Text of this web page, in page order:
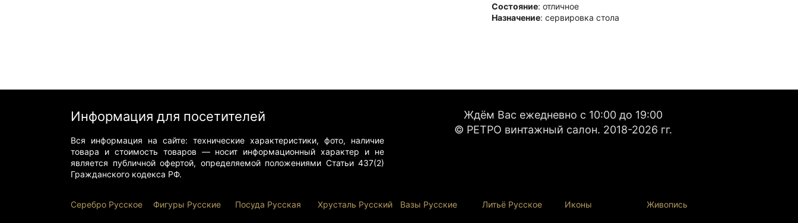
Состояние: отличное
Назначение: сервировка стола
Качество: премиальный фарфор
Инструкция по использованию
Информация для посетителей
Вся информация на сайте: технические характеристики, фото, наличие
товара и стоимость товаров — носит информационный характер и не
является публичной офертой, определяемой положениями Статьи 437(2)
Гражданского кодекса РФ.
Ждём Вас ежедневно с 10:00 до 19:00
© РЕТРО винтажный салон. 2018-2026 гг.
Серебро Русское Фигуры Русские Посуда Русская Хрусталь Русский Вазы Русские Литьё Русское Иконы Живопись